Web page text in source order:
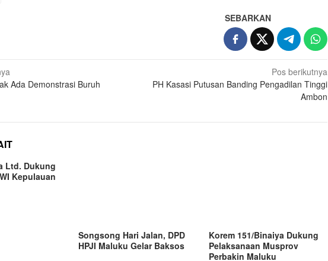
SEBARKAN
Ada Demonstrasi Buruh
Pos berikutnya
PH Kasasi Putusan Banding Pengadilan Tinggi
Ambon
Ltd. Dukung
Kepulauan
Songsong Hari Jalan, DPD
HPJI Maluku Gelar Baksos
Korem 151/Binaiya Dukung
Pelaksanaan Musprov
Perbakin Maluku